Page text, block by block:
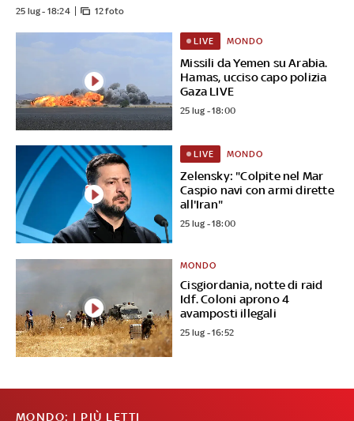
25 lug - 18:24 12 foto
Missili da Yemen su Arabia.
Hamas, ucciso capo polizia
Gaza LIVE
LIVE MONDO
25 lug - 18:00
Zelensky: "Colpite nel Mar
Caspio navi con armi dirette
all'Iran"
LIVE MONDO
25 lug - 18:00
Cisgiordania, notte di raid
Idf. Coloni aprono 4
avamposti illegali
MONDO
25 lug - 16:52
MONDO: I PIÙ LETTI